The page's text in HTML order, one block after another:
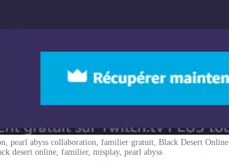
pearl abyss collaboration, familier gratuit, Black Desert Online
desert online, familier, misplay, pearl abyss